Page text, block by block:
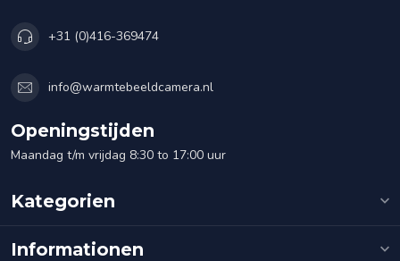
+31 (0)416-369474
info@warmtebeeldcamera.nl
Openingstijden
Maandag t/m vrijdag 8:30 to 17:00 uur
Kategorien
Informationen